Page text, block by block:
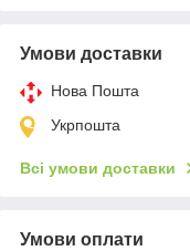
Умови доставки
Нова Пошта
Укрпошта
Всі умови доставки
Умови оплати